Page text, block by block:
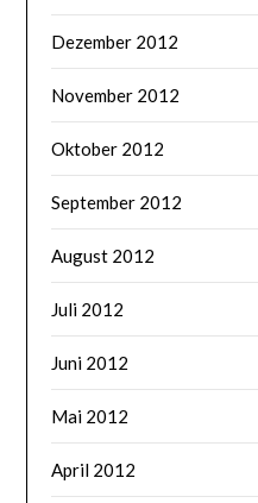
Dezember 2012
November 2012
Oktober 2012
September 2012
August 2012
Juli 2012
Juni 2012
Mai 2012
April 2012